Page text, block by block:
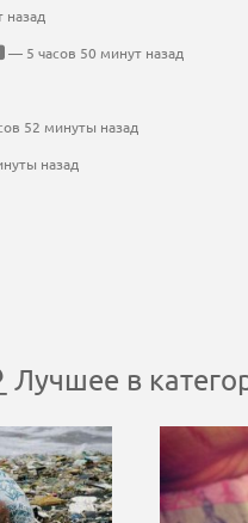
назад
— 5 часов 50 минут назад
52 минуты назад
назад
Лучшее в